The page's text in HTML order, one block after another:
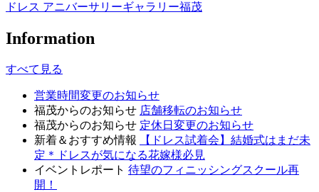
Information
すべて見る
営業時間変更のお知らせ
福茂からのお知らせ 店舗移転のお知らせ
福茂からのお知らせ 定休日変更のお知らせ
新着＆おすすめ情報
【ドレス試着会】結婚式はまだ未
定＊ドレスが気になる花嫁様必見
イベントレポート 待望のフィニッシングスクール再
開！